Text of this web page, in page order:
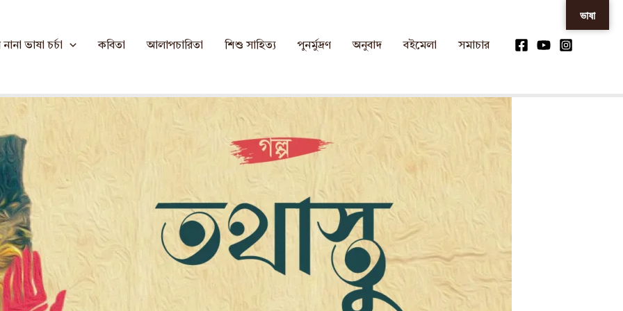
ভাষা চর্চা কবিতা আলাপচারিতা শিশু সাহিত্য পুনর্মুদ্রণ অনুবাদ বইমেলা সমাচার
ভাষা